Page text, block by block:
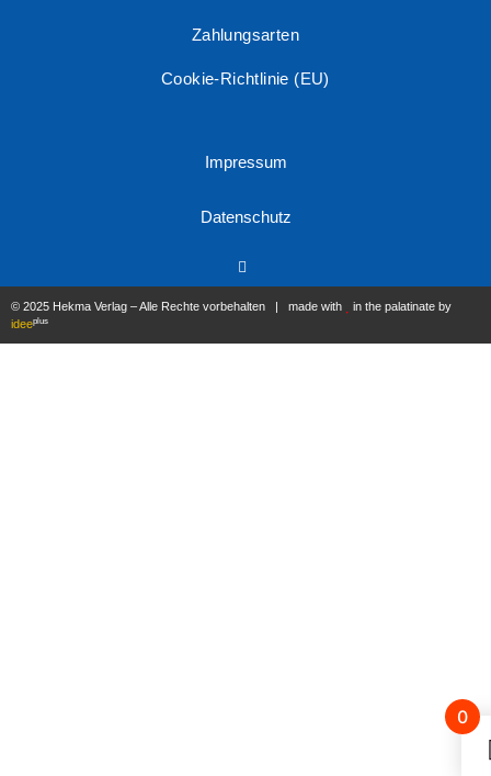
Zahlungsarten
Cookie-Richtlinie (EU)
Impressum
Datenschutz
© 2025 Hekma Verlag – Alle Rechte vorbehalten | made with
in the palatinate by
ideeplus
0